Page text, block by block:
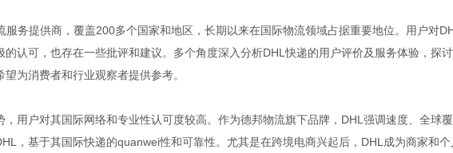
务提供商，覆盖200多个国家和地区，长期以来在国际物流领域占据重要地位。用户对
认可，也存在一些批评和建议。多个角度深入分析DHL快递的用户评价及服务体验，探
为消费者和行业观察者提供参考。
用户对其国际网络和专业性认可度较高。作为德邦物流旗下品牌，DHL强调速度、全球
，基于其国际快递的quanwei性和可靠性。尤其是在跨境电商兴起后，DHL成为商家和个